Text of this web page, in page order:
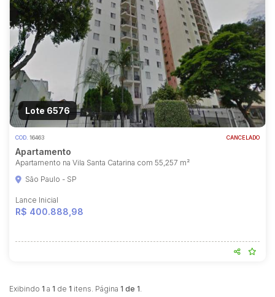
Habilite-se para efetuar lances ou
Lote 6576
COD. 16463 CANCELADO
Apartamento
Apartamento na Vila Santa Catarina com 55,257 m²
São Paulo - SP
Lance Inicial
R$ 400.888,98
Exibindo 1 a 1 de 1 itens. Página 1 de 1.